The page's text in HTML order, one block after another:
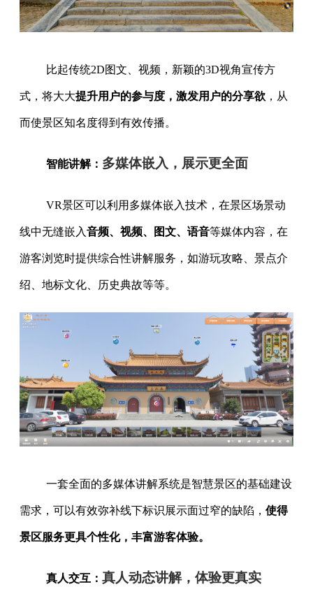
比起传统2D图文、视频，新颖的3D视角宣传方
式，将大大提升用户的参与度，激发用户的分享欲 ，从
而使景区知名度得到有效传播。
智能讲解： 多媒体嵌入，展示更全面
VR景区可以利用多媒体嵌入技术，在景区场景动
线中无缝嵌入音频、视频、图文、语音等媒体内容，在
游客浏览时提供综合性讲解服务，如游玩攻略、景点介
绍、地标文化、历史典故等等。
一套全面的多媒体讲解系统是智慧景区的基础建设
需求，可以有效弥补线下标识展示面过窄的缺陷， 使得
景区服务更具个性化，丰富游客体验。
真人交互： 真人动态讲解，体验更真实